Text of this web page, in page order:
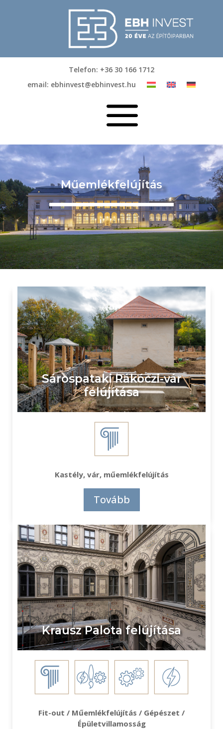
Telefon: +36 30 166 1712
email: ebhinvest@ebhinvest.hu
a
Műemlékfelújítás
Sárospataki Rákóczi-vár
felújítása
Kastély, vár, műemlékfelújítás
Tovább
Krausz Palota felújítása
Fit-out / Műemlékfelújítás / Gépészet /
Épületvillamosság